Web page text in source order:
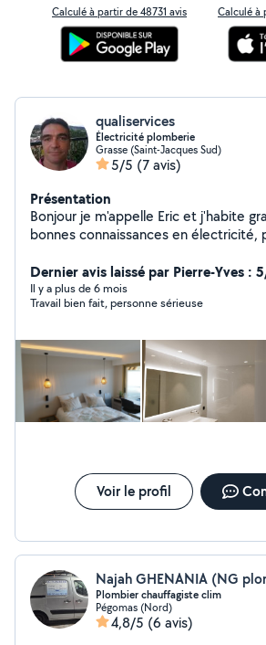
Calculé à partir de 48731 avis Calculé à
qualiservices
Électricité plomberie
Grasse (Saint-Jacques Sud)
5/5 (7 avis)
Présentation
Bonjour je m'appelle Eric et j'habite
bonnes connaissances en électricité,
Dernier avis laissé par Pierre-Yves :
Il y a plus de 6 mois
Travail bien fait, personne sérieuse
Voir le profil
Najah GHENANIA (NG
Plombier chauffagiste clim
Pégomas (Nord)
4,8/5 (6 avis)